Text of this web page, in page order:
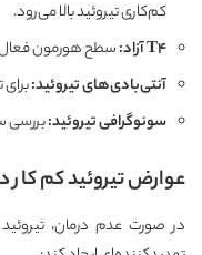
کم‌کاری تیروئید بالا می‌رود.
T4آزاد:سطح هورمون فعال
آنتی‌بادی‌های تیروئید:
سونوگرافی تیروئید:بررسی
عوارض تیروئید کم کار
در صورت عدم درمان،